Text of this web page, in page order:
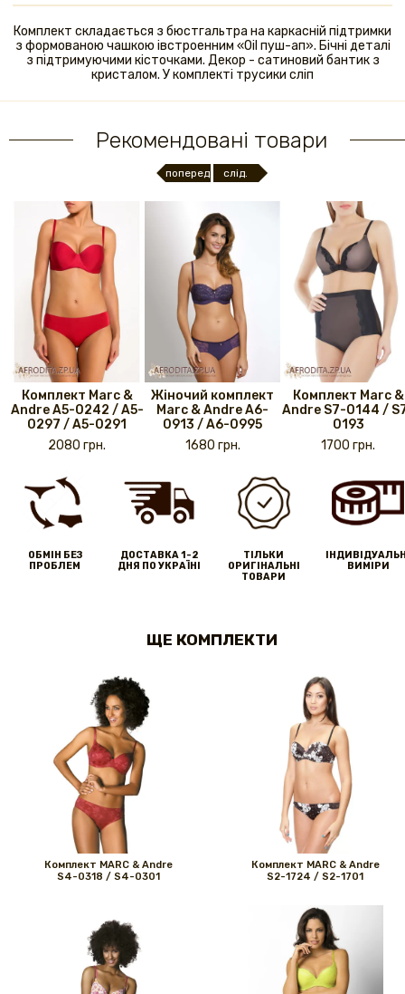
Комплект складається з бюстгальтра на каркасній підтримки
з формованою чашкою івстроенним «Oil пуш-ап». Бічні деталі
з підтримуючими кісточками. Декор - сатиновий бантик з
кристалом. У комплекті трусики сліп
Рекомендовані товари
поперед. слід.
Комплект Marc &
Andre A5-0242 / A5-
0297 / A5-0291
2080 грн.
Жіночий комплект
Marc & Andre A6-
0913 / A6-0995
1680 грн.
Комплект Marc &
Andre S7-0144 /
0193
1700 грн.
ОБМІН БЕЗ
ПРОБЛЕМ
ДОСТАВКА 1-2
ДНЯ ПО УКРАЇНІ
ТІЛЬКИ
ОРИГІНАЛЬНІ
ТОВАРИ
ВИМІРИ
ЩЕ КОМПЛЕКТИ
Комплект MARС & Andre
S4-0318 / S4-0301
Комплект MARС & Andre
S2-1724 / S2-1701